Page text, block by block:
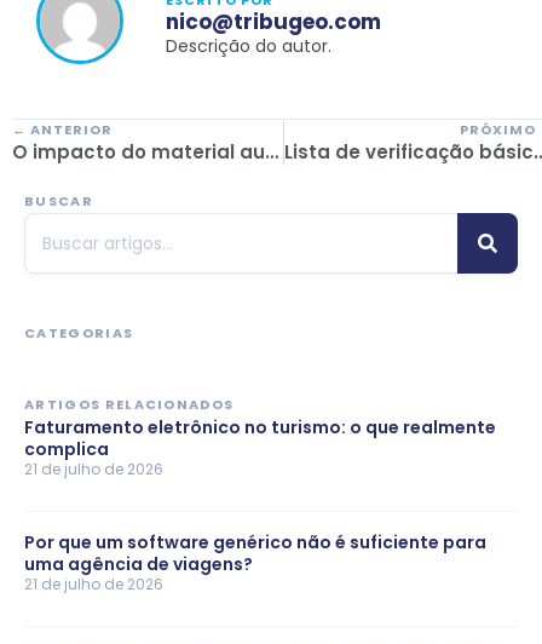
nico@tribugeo.com
Descrição do autor.
← ANTERIOR
O impacto do material audiovisual na venda de ofertas turísticas Lista de verificação básica
BUSCAR
CATEGORIAS
ARTIGOS RELACIONADOS
Faturamento eletrônico no turismo: o que realmente
complica
21 de julho de 2026
Por que um software genérico não é suficiente para
uma agência de viagens?
21 de julho de 2026